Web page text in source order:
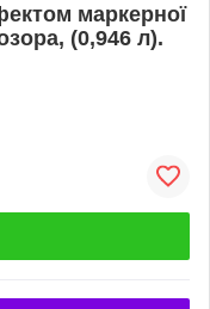
маркерної
(0,946 л).